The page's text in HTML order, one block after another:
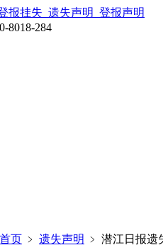
报挂失_遗失声明_登报声明
8018-284
页 ﹥ 遗失声明 ﹥ 潜江日报遗